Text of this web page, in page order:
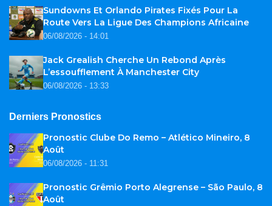
Sundowns Et Orlando Pirates Fixés Pour La
Route Vers La Ligue Des Champions Africaine
06/08/2026 - 14:01
Jack Grealish Cherche Un Rebond Après
L’essoufflement À Manchester City
06/08/2026 - 13:33
Derniers Pronostics
Pronostic Clube Do Remo – Atlético Mineiro, 8
Août
06/08/2026 - 11:31
Pronostic Grêmio Porto Alegrense – São Paulo, 8
Août